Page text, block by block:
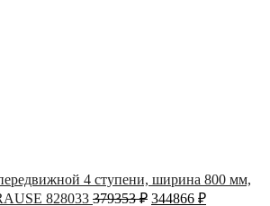
4 ступени, ширина 800 мм,
828033 379353₽ 344866 ₽